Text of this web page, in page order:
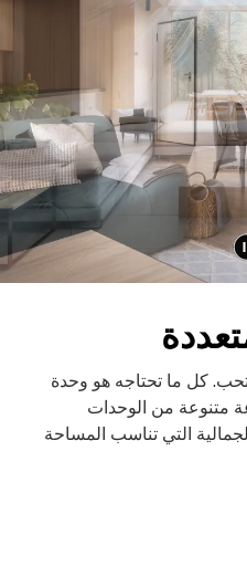
كل ما تحتاجه هو وحدة
متنوعة من الوحدات
التي تناسب المساحة